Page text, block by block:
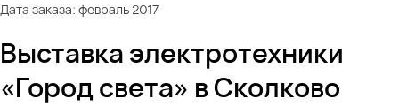
Дата заказа: февраль 2017
Выставка электротехники
«Город света» в Сколково